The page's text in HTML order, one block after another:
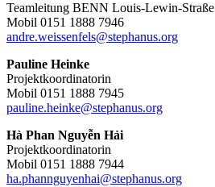
Teamleitung BENN Louis-Lewin-Straße
Mobil 0151 1888 7946
andre.weissenfels@stephanus.org
Pauline Heinke
Projektkoordinatorin
Mobil 0151 1888 7945
pauline.heinke@stephanus.org
Hà Phan Nguyễn Hải
Projektkoordinatorin
Mobil 0151 1888 7944
ha.phannguyenhai@stephanus.org